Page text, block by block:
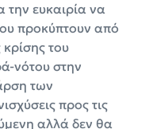
την ευκαιρία να
προκύπτουν από
του
νότου στην
των
προς τις
αλλά δεν θα